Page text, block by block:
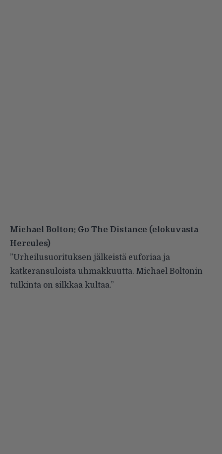
Michael Bolton: Go The Distance (elokuvasta
Hercules)
”Urheilusuorituksen jälkeistä euforiaa ja
katkeransuloista uhmakkuutta. Michael Boltonin
tulkinta on silkkaa kultaa.”